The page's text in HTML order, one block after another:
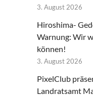
3. August 2026
Hiroshima-
Warnung: Wir
können!
3. August 2026
PixelClub
Landratsamt